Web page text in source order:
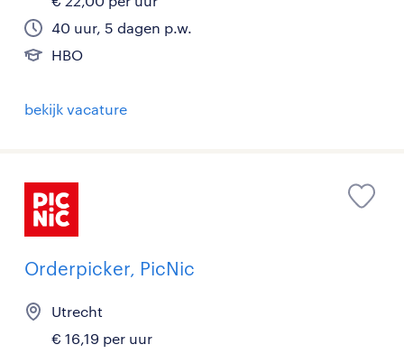
40 uur, 5 dagen p.w.
HBO
bekijk vacature
Orderpicker, PicNic
Utrecht
€ 16,19 per uur